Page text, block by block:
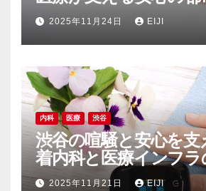
2025年11月24日 EIJI
内科 医療 渋谷
渋谷の喧騒と安心を支
着内科と医療インフラ
2025年11月21日 EIJI